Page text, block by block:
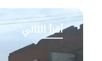
أقرأ التالي